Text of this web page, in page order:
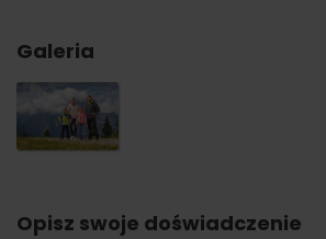
Galeria
Opisz swoje doświadczenie